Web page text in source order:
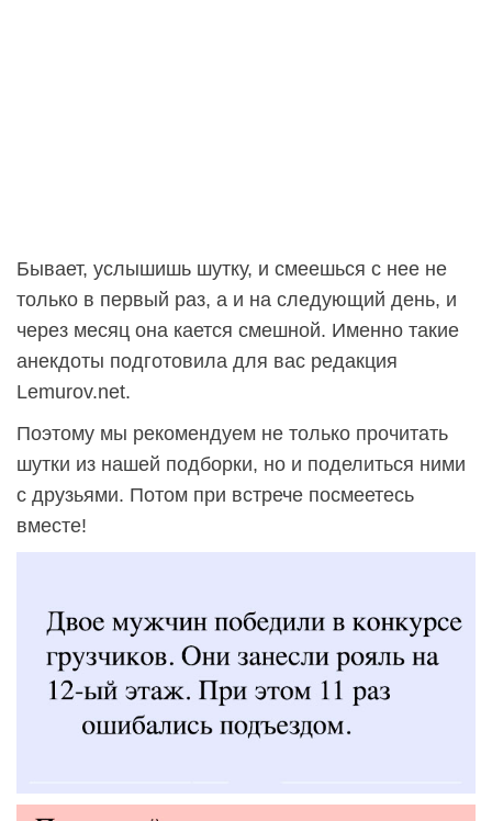
Бывает, услышишь шутку, и смеешься с нее не
только в первый раз, а и на следующий день, и
через месяц она кается смешной. Именно такие
анекдоты подготовила для вас редакция
Lemurov.net.
Поэтому мы рекомендуем не только прочитать
шутки из нашей подборки, но и поделиться ними
с друзьями. Потом при встрече посмеетесь
вместе!